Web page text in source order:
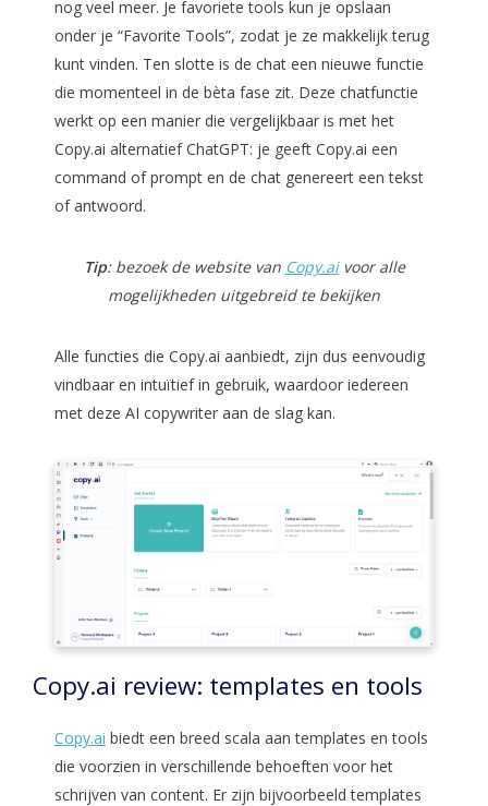
nog veel meer. Je favoriete tools kun je opslaan
onder je “Favorite Tools”, zodat je ze makkelijk terug
kunt vinden. Ten slotte is de chat een nieuwe functie
die momenteel in de bèta fase zit. Deze chatfunctie
werkt op een manier die vergelijkbaar is met het
Copy.ai alternatief ChatGPT: je geeft Copy.ai een
command of prompt en de chat genereert een tekst
of antwoord.
Tip: bezoek de website van Copy.aivoor alle
mogelijkheden uitgebreid te bekijken
Alle functies die Copy.ai aanbiedt, zijn dus eenvoudig
vindbaar en intuïtief in gebruik, waardoor iedereen
met deze AI copywriter aan de slag kan.
Copy.ai review: templates en tools
Copy.ai biedt een breed scala aan templates en tools
die voorzien in verschillende behoeften voor het
schrijven van content. Er zijn bijvoorbeeld templates